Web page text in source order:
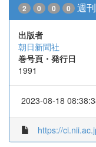
2 0 0 0 週
出版者
朝日新聞社
巻号頁・発行日
1991
2023-08-18
https://